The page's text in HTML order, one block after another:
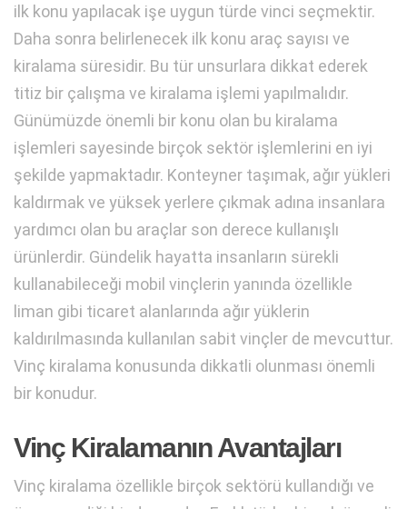
ilk konu yapılacak işe uygun türde vinci seçmektir.
Daha sonra belirlenecek ilk konu araç sayısı ve
kiralama süresidir. Bu tür unsurlara dikkat ederek
titiz bir çalışma ve kiralama işlemi yapılmalıdır.
Günümüzde önemli bir konu olan bu kiralama
işlemleri sayesinde birçok sektör işlemlerini en iyi
şekilde yapmaktadır. Konteyner taşımak, ağır yükleri
kaldırmak ve yüksek yerlere çıkmak adına insanlara
yardımcı olan bu araçlar son derece kullanışlı
ürünlerdir. Gündelik hayatta insanların sürekli
kullanabileceği mobil vinçlerin yanında özellikle
liman gibi ticaret alanlarında ağır yüklerin
kaldırılmasında kullanılan sabit vinçler de mevcuttur.
Vinç kiralama konusunda dikkatli olunması önemli
bir konudur.
Vinç Kiralamanın Avantajları
Vinç kiralama özellikle birçok sektörü kullandığı ve